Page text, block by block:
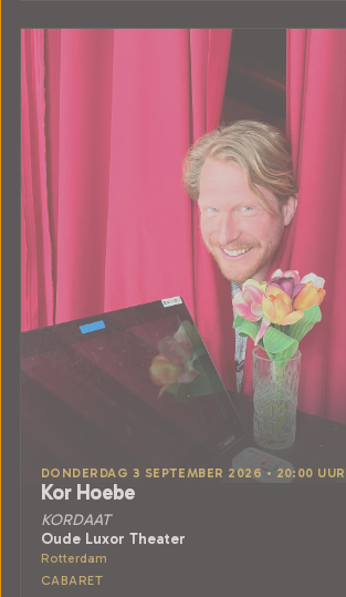
DONDERDAG 3 SEPTEMBER 2026 • 20:00 UUR
Kor Hoebe
KORDAAT
Oude Luxor Theater
Rotterdam
CABARET